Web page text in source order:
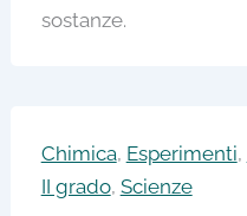
sostanze.
Chimica, Esperimenti,
II grado, Scienze